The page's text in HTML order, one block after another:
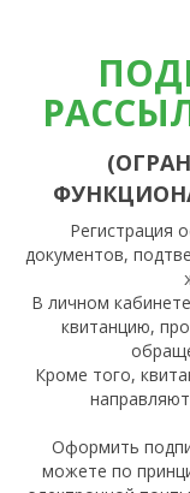
Регистрация
документов,
В личном
квитанцию,
Кроме того,
Оформить
можете по